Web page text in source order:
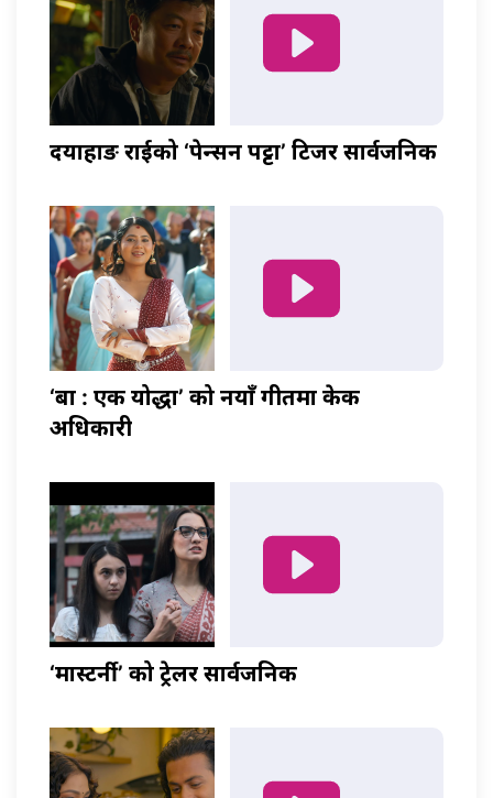
दयाहाङ राईको ‘पेन्सन पट्टा’ टिजर सार्वजनिक
‘बा : एक योद्धा’ को नयाँ गीतमा केकी
अधिकारी
‘मास्टर्नी’ को ट्रेलर सार्वजनिक